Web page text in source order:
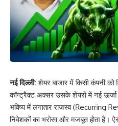
नई दिल्ली: शेयर बाजार में किसी कंपनी को
कॉन्ट्रैक्ट अक्सर उसके शेयरों में नई
भविष्य में लगातार राजस्व (Recurring
निवेशकों का भरोसा और मजबूत होता है।